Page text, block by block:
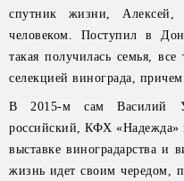
спутник жизни, Алексей,
человеком. Поступил в
такая получилась семья,
селекцией винограда,
В 2015-м сам Василий
российский, КФХ «Надежда»
выставке виноградарства
жизнь идет своим чередом,